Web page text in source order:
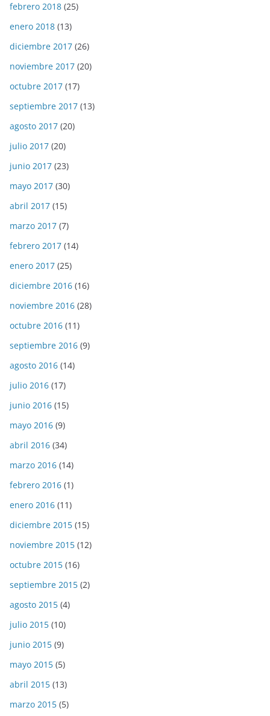
febrero 2018 (25)
enero 2018 (13)
diciembre 2017 (26)
noviembre 2017 (20)
octubre 2017 (17)
septiembre 2017 (13)
agosto 2017 (20)
julio 2017 (20)
junio 2017 (23)
mayo 2017 (30)
abril 2017 (15)
marzo 2017 (7)
febrero 2017 (14)
enero 2017 (25)
diciembre 2016 (16)
noviembre 2016 (28)
octubre 2016 (11)
septiembre 2016 (9)
agosto 2016 (14)
julio 2016 (17)
junio 2016 (15)
mayo 2016 (9)
abril 2016 (34)
marzo 2016 (14)
febrero 2016 (1)
enero 2016 (11)
diciembre 2015 (15)
noviembre 2015 (12)
octubre 2015 (16)
septiembre 2015 (2)
agosto 2015 (4)
julio 2015 (10)
junio 2015 (9)
mayo 2015 (5)
abril 2015 (13)
marzo 2015 (5)